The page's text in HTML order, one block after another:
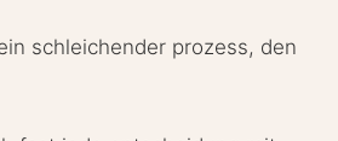
schleichender prozess, den